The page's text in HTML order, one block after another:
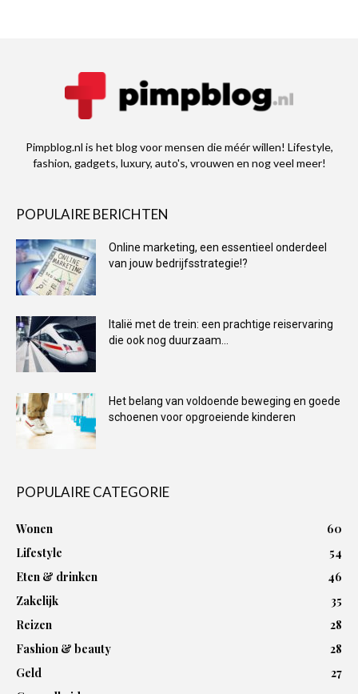
Pimpblog.nl is het blog voor mensen die méér willen! Lifestyle,
fashion, gadgets, luxury, auto's, vrouwen en nog veel meer!
POPULAIRE BERICHTEN
Online marketing, een essentieel onderdeel
van jouw bedrijfsstrategie!?
Italië met de trein: een prachtige reiservaring
die ook nog duurzaam...
Het belang van voldoende beweging en goede
schoenen voor opgroeiende kinderen
POPULAIRE CATEGORIE
Wonen
60
Lifestyle
54
Eten & drinken
46
Zakelijk
35
Reizen
28
Fashion & beauty
28
Geld
27